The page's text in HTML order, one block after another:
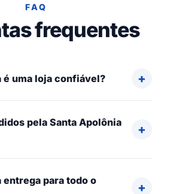
FAQ
frequentes
é uma loja confiável?
pela Santa Apolônia
entrega para todo o